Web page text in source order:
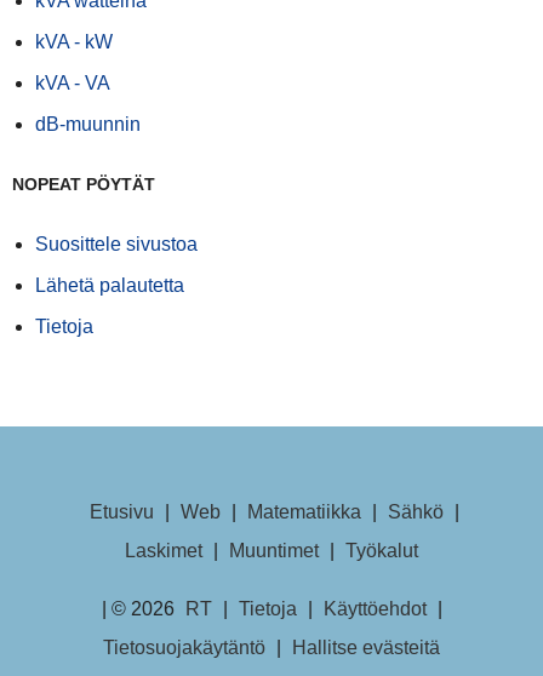
kVA - kW
kVA - VA
dB-muunnin
NOPEAT PÖYTÄT
Suosittele sivustoa
Lähetä palautetta
Tietoja
Etusivu Web Matematiikka Sähkö
Laskimet
Muuntimet Työkalut
| © 2026 RT Tietoja Käyttöehdot
Tietosuojakäytäntö
Hallitse evästeitä